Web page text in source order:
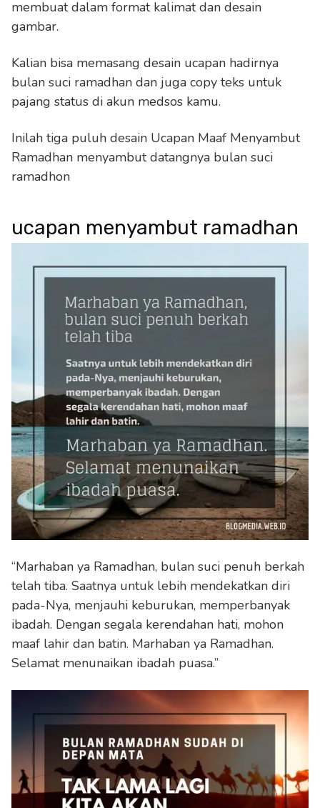
membuat dalam format kalimat dan desain
gambar.
Kalian bisa memasang desain ucapan hadirnya
bulan suci ramadhan dan juga copy teks untuk
pajang status di akun medsos kamu.
Inilah tiga puluh desain Ucapan Maaf Menyambut
Ramadhan menyambut datangnya bulan suci
ramadhon
ucapan menyambut ramadhan
“Marhaban ya Ramadhan, bulan suci penuh berkah
telah tiba. Saatnya untuk lebih mendekatkan diri
pada-Nya, menjauhi keburukan, memperbanyak
ibadah. Dengan segala kerendahan hati, mohon
maaf lahir dan batin. Marhaban ya Ramadhan.
Selamat menunaikan ibadah puasa.”